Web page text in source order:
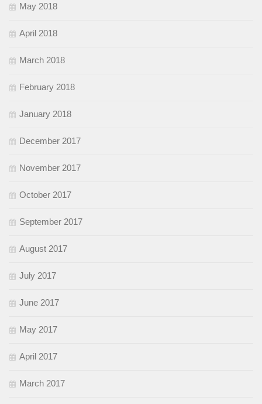
May 2018
April 2018
March 2018
February 2018
January 2018
December 2017
November 2017
October 2017
September 2017
August 2017
July 2017
June 2017
May 2017
April 2017
March 2017